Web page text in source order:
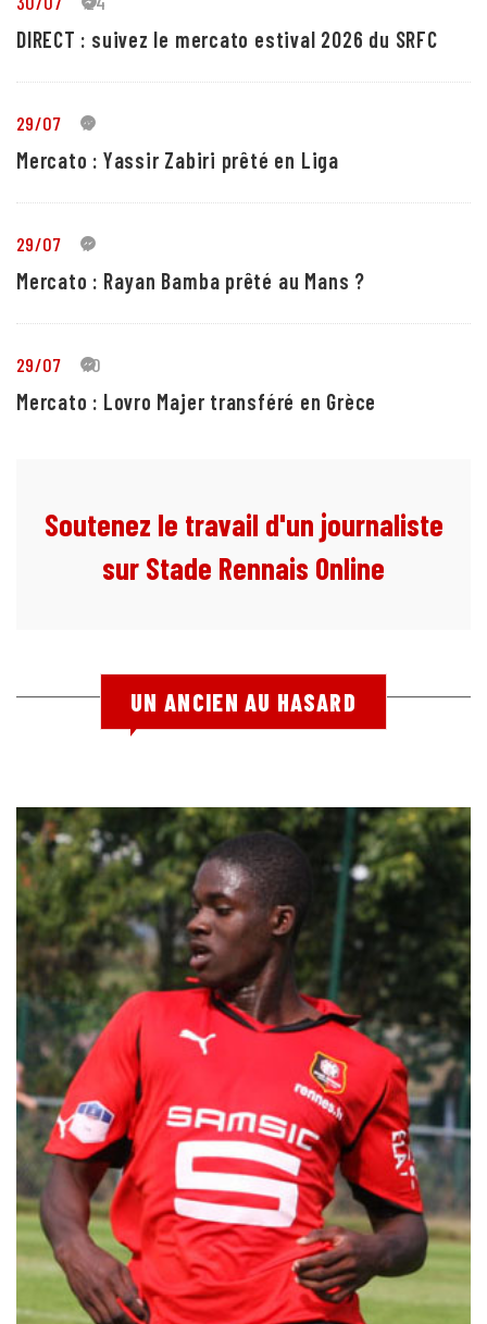
DIRECT : suivez le mercato estival 2026 du SRFC
29/07 5
Mercato : Yassir Zabiri prêté en Liga
29/07 1
Mercato : Rayan Bamba prêté au Mans ?
29/07 10
Mercato : Lovro Majer transféré en Grèce
Soutenez le travail d'un journaliste
sur Stade Rennais Online
UN ANCIEN AU HASARD